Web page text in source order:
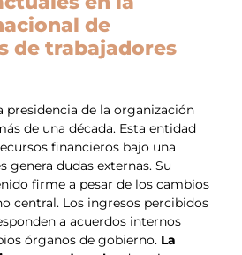
de
de trabajadores
presidencia de la organización
de una década. Esta entidad
financieros bajo una
genera dudas externas. Su
firme a pesar de los cambios
central. Los ingresos percibidos
a acuerdos internos
órganos de gobierno. La